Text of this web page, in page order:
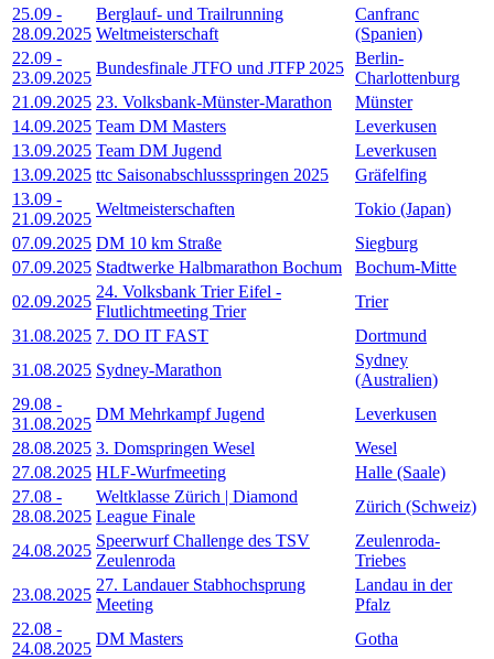
25.09 -
28.09.2025
Berglauf- und Trailrunning
Weltmeisterschaft
Canfranc
(Spanien)
22.09 -
23.09.2025
Bundesfinale JTFO und JTFP 2025
Berlin-
Charlottenburg
21.09.2025 23. Volksbank-Münster-Marathon
Münster
14.09.2025 Team DM Masters
Leverkusen
13.09.2025 Team DM Jugend
Leverkusen
13.09.2025 ttc Saisonabschlussspringen 2025
Gräfelfing
13.09 -
21.09.2025
Weltmeisterschaften
Tokio (Japan)
07.09.2025 DM 10 km Straße
Siegburg
07.09.2025 Stadtwerke Halbmarathon Bochum
Bochum-Mitte
02.09.2025
24. Volksbank Trier Eifel -
Flutlichtmeeting Trier
Trier
31.08.2025 7. DO IT FAST
Dortmund
31.08.2025 Sydney-Marathon
Sydney
(Australien)
29.08 -
31.08.2025
DM Mehrkampf Jugend
Leverkusen
28.08.2025 3. Domspringen Wesel
Wesel
27.08.2025 HLF-Wurfmeeting
Halle (Saale)
27.08 -
28.08.2025
Weltklasse Zürich | Diamond
League Finale
Zürich (Schweiz)
24.08.2025
Speerwurf Challenge des TSV
Zeulenroda
Zeulenroda-
Triebes
23.08.2025
27. Landauer Stabhochsprung
Meeting
Landau in der
Pfalz
22.08 -
24.08.2025
DM Masters Gotha